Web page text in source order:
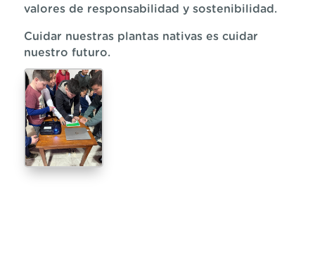
valores de responsabilidad y sostenibilidad.
Cuidar nuestras plantas nativas es cuidar
nuestro futuro.